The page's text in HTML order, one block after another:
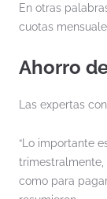
En otras
cuotas
Ahorro
Las expertas
“Lo importante
trimestralmente,
como para